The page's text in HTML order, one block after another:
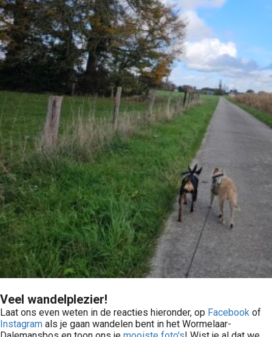
Veel wandelplezier!
Laat ons even weten in de reacties hieronder, op Facebook of
Instagram als je gaan wandelen bent in het Wormelaar-